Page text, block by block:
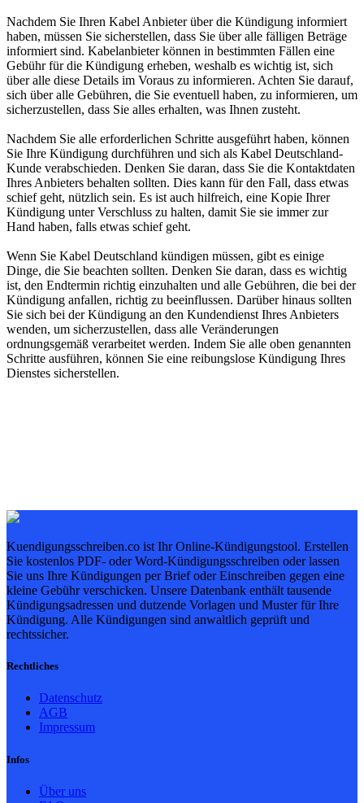
Nachdem Sie Ihren Kabel Anbieter über die Kündigung informiert
haben, müssen Sie sicherstellen, dass Sie über alle fälligen Beträge
informiert sind. Kabelanbieter können in bestimmten Fällen eine
Gebühr für die Kündigung erheben, weshalb es wichtig ist, sich
über alle diese Details im Voraus zu informieren. Achten Sie darauf,
sich über alle Gebühren, die Sie eventuell haben, zu informieren, um
sicherzustellen, dass Sie alles erhalten, was Ihnen zusteht.
Nachdem Sie alle erforderlichen Schritte ausgeführt haben, können
Sie Ihre Kündigung durchführen und sich als Kabel Deutschland-
Kunde verabschieden. Denken Sie daran, dass Sie die Kontaktdaten
Ihres Anbieters behalten sollten. Dies kann für den Fall, dass etwas
schief geht, nützlich sein. Es ist auch hilfreich, eine Kopie Ihrer
Kündigung unter Verschluss zu halten, damit Sie sie immer zur
Hand haben, falls etwas schief geht.
Wenn Sie Kabel Deutschland kündigen müssen, gibt es einige
Dinge, die Sie beachten sollten. Denken Sie daran, dass es wichtig
ist, den Endtermin richtig einzuhalten und alle Gebühren, die bei der
Kündigung anfallen, richtig zu beeinflussen. Darüber hinaus sollten
Sie sich bei der Kündigung an den Kundendienst Ihres Anbieters
wenden, um sicherzustellen, dass alle Veränderungen
ordnungsgemäß verarbeitet werden. Indem Sie alle oben genannten
Schritte ausführen, können Sie eine reibungslose Kündigung Ihres
Dienstes sicherstellen.
Kuendigungsschreiben.co ist Ihr Online-Kündigungstool. Erstellen
Sie kostenlos PDF- oder Word-Kündigungsschreiben oder lassen
Sie uns Ihre Kündigungen per Brief oder Einschreiben gegen eine
kleine Gebühr verschicken. Unsere Datenbank enthält tausende
Kündigungsadressen und dutzende Vorlagen und Muster für Ihre
Kündigung. Alle Kündigungen sind anwaltlich geprüft und
rechtssicher.
Rechtliches
Datenschutz
AGB
Impressum
Infos
Über uns